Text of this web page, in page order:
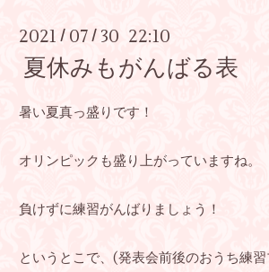
2021 / 07 / 30 22:10
夏休みもがんばる表
暑い夏真っ盛りです！
オリンピックも盛り上がっていますね。
負けずに練習がんばりましょう！
というとこで、(発表会前後のおうち練